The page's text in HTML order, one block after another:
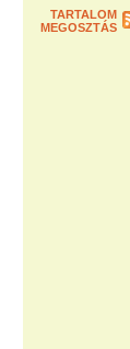
TARTALOM
MEGOSZTÁS